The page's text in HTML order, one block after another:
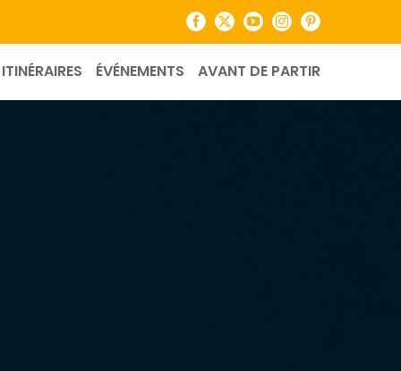
Facebook
X YouTubeInstagramPinterest
ÉVÉNEMENTS AVANT DE PARTIR